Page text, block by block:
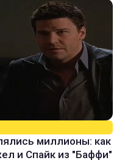
миллионы: как
и Спайк из "Баффи"